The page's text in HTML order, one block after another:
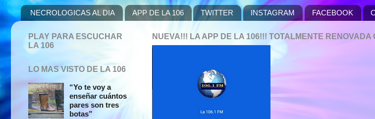
NECROLOGICAS AL DIA APP DE LA 106 TWITTER INSTAGRAM FACEBOOK
NUEVA!!! LA APP DE LA 106!!! TOTALMENTE RENOVADA
PLAY PARA ESCUCHAR
LA 106
LO MAS VISTO DE LA 106
“Yo te voy a
enseñar cuántos
pares son tres
botas”